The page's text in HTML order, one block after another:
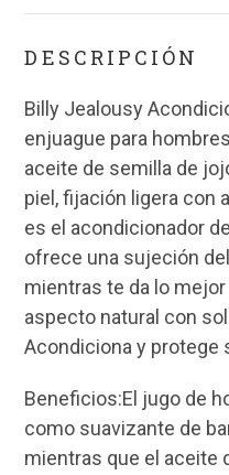
DESCRIPCIÓN
Billy Jealousy
enjuague para
aceite de semilla de
piel, fijación ligera con
es el acondicionador
ofrece una sujeción
mientras te da lo
aspecto natural con
Acondiciona y protege
Beneficios:El jugo de
como suavizante de
mientras que el aceite